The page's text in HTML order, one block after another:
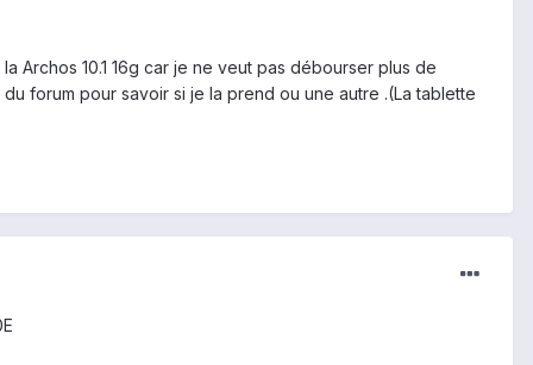
Archos 10.1 16g car je ne veut pas débourser plus de
forum pour savoir si je la prend ou une autre .(La tablette